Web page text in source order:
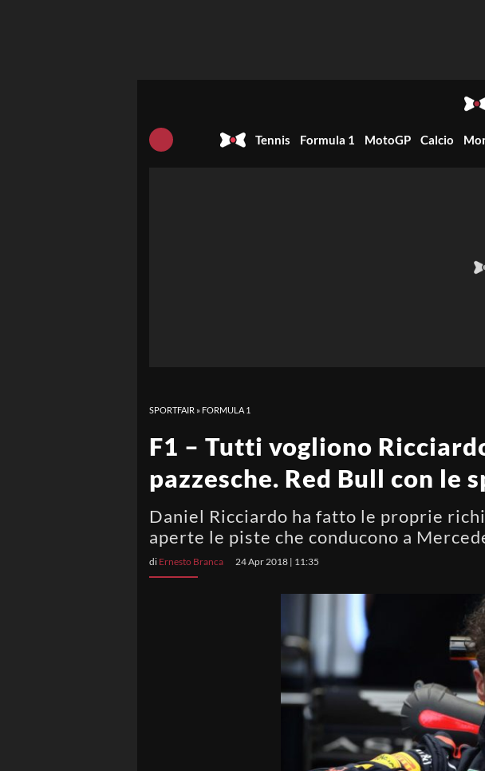
Tennis Formula 1 MotoGP Calcio
SPORTFAIR » FORMULA 1
F1 – Tutti vogliono
pazzesche. Red Bull con le
Daniel Ricciardo ha fatto le proprie
aperte le piste che conducono a
di Ernesto Branca 24 Apr 2018 | 11:35